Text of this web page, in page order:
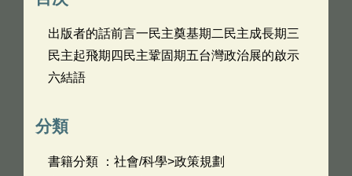
出版者的話前言一民主奠基期二民主成長期三
民主起飛期四民主鞏固期五台灣政治展的啟示
六結語
分類
書籍分類 ：社會/科學>政策規劃